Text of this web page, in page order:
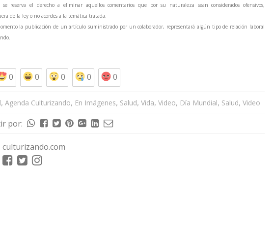
reserva el derecho a eliminar aquellos comentarios que por su naturaleza sean considerados ofensivos,
de la ley o no acordes a la temática tratada.
la publicación de un artículo suministrado por un colaborador, representará algún tipo de relación laboral
0 0 0 0 0
, Agenda Culturizando, En Imágenes, Salud, Vida, Video, Día Mundial, Salud, Video
por:
culturizando.com